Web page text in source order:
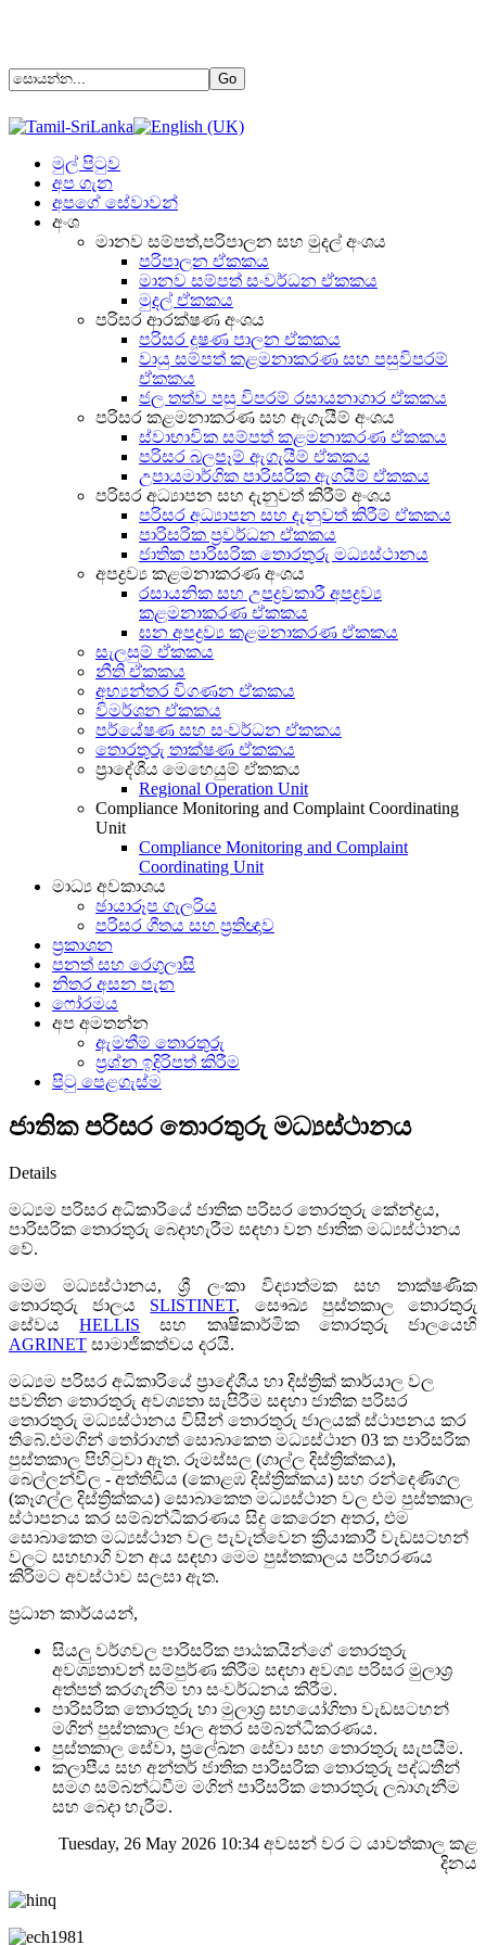
මුල් පිටුව
අප ගැන
අපගේ සේවාවන්
අංශ
මානව සම්පත්,පරිපාලන සහ මුදල් අංශය
පරිපාලන ඒකකය
මානව සම්පත් සංවර්ධන ඒකකය
මුදල් ඒකකය
පරිසර ආරක්ෂණ අංශය
පරිසර දූෂණ පාලන ඒකකය
වායු සම්පත් කළමනාකරණ සහ පසුවිපරම්
ඒකකය
ජල තත්ව පසු විපරම් රසායනාගාර ඒකකය
පරිසර කළමනාකරණ සහ ඇගැයීම් අංශය
ස්වාභාවික සම්පත් කළමනාකරණ ඒකකය
පරිසර බලපෑම් ඇගැයීම් ඒකකය
උපායමාර්ගික පාරිසරික ඇගයීම් ඒකකය
පරිසර අධ්‍යාපන සහ දැනුවත් කිරීම් අංශය
පරිසර අධ්‍යාපන සහ දැනුවත් කිරීම් ඒකකය
පාරිසරික ප්‍රවර්ධන ඒකකය
ජාතික පාරිසරික තොරතුරු මධ්‍යස්ථානය
අපද්‍රව්‍ය කළමනාකරණ අංශය
රසායනික සහ උපද්‍රවකාරී අපද්‍රව්‍ය
කළමනාකරණ ඒකකය
ඝන අපද්‍රව්‍ය කළමනාකරණ ඒකකය
සැලසුම් ඒකකය
නීති ඒකකය
අභ්‍යන්තර විගණන ඒකකය
විමර්ශන ඒකකය
පර්යේෂණ සහ සංවර්ධන ඒකකය
තොරතුරු තාක්ෂණ ඒකකය
ප්‍රාදේශීය මෙහෙයුම් ඒකකය
Regional Operation Unit
Compliance Monitoring and Complaint Coordinating
Unit
Compliance Monitoring and Complaint
Coordinating Unit
මාධ්‍ය අවකාශය
ඡායාරූප ගැලරිය
පරිසර ගීතය සහ ප්‍රතිඥාව
ප්‍රකාශන
පනත් සහ රෙගුලාසි
නිතර අසන පැන
ෆෝරමය
අප අමතන්න
ඇමතීම් තොරතුරු
ප්‍රශ්න ඉදිරිපත් කිරීම
පිටු පෙළගැස්ම
ජාතික පරිසර තොරතුරු මධ්‍යස්ථානය
Details
මධ්‍යම පරිසර අධිකාරියේ ජාතික පරිසර තොරතුරු කේන්ද්‍රය,
පාරිසරික තොරතුරු බෙදාහැරීම සඳහා වන ජාතික මධ්‍යස්ථානය
වේ.
මෙම මධ්‍යස්ථානය, ශ්‍රී ලංකා විද්‍යාත්මක සහ තාක්ෂණික
තොරතුරු ජාලය SLISTINET, සෞඛ්‍ය පුස්තකාල තොරතුරු
සේවයHELLIS සහ කෘෂිකාර්මික තොරතුරු ජාලයෙහි
AGRINET සාමාජිකත්වය දරයි.
මධ්‍යම පරිසර අධිකාරියේ ප්‍රාදේශීය හා දිස්ත්‍රික් කාර්යාල වල
පවතින තොරතුරු අවශ්‍යතා සැපිරීම සඳහා ජාතික පරිසර
තොරතුරු මධ්‍යස්ථානය විසින් තොරතුරු ජාලයක් ස්ථාපනය කර
තිබේ.එමගින් තෝරාගත් සොබාකෙත මධ්‍යස්ථාන 03 ක පාරිසරික
පුස්තකාල පිහිටුවා ඇත. රූමස්සල (ගාල්ල දිස්ත්‍රික්කය),
බෙල්ලන්විල - අත්තිඩිය (කොළඹ දිස්ත්‍රික්කය) සහ රන්දෙණිගල
(කෑගල්ල දිස්ත්‍රික්කය) සොබාකෙත මධ්‍යස්ථාන වල එම පුස්තකාල
ස්ථාපනය කර සම්බන්ධීකරණය සිදු කෙරෙන අතර, එම
සොබාකෙත මධ්‍යස්ථාන වල පැවැත්වෙන ක්‍රියාකාරී වැඩසටහන්
වලට සහභාගි වන අය සඳහා මෙම පුස්තකාලය පරිහරණය
කිරිමට අවස්ථාව සලසා ඇත.
ප්‍රධාන කාර්යයන්,
සියලු වර්ගවල පාරිසරික පාඨකයින්ගේ තොරතුරු
අවශ්‍යතාවන් සම්පුර්ණ කිරීම සඳහා ‍අවශ්‍ය පරිසර මුලාශ්‍ර
අත්පත් කරගැනීම හා සංවර්ධනය කිරීම.
පාරිසරික තොරතුරු හා මුලාශ්‍ර සහයෝගිතා වැඩසටහන්
මගින් පුස්තකාල ජාල අතර සම්බන්ධීකරණය.
පුස්තකාල සේවා, ප්‍රලේඛන සේවා සහ තොරතුරු සැපයීම.
කලාපීය සහ අන්තර් ජාතික පාරිසරික තොරතුරු පද්ධතීන්
සමග සම්බන්ධවීම මගින් පාරිසරික තොරතුරු ලබාගැනීම
සහ බෙදා හැරීම.
Tuesday, 26 May 2026 10:34 අවසන් වර ට යාවත්කාල කළ
දිනය